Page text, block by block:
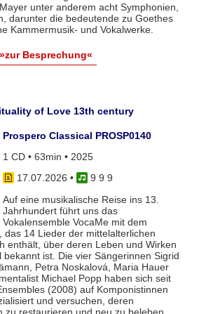
unter anderem acht Symphonien,
darunter die bedeutende zu Goethes
Kammermusik- und Vokalwerke.
»zur Besprechung«
of Love 13th century
Prospero Classical PROSP0140
1 CD • 63min • 2025
17.07.2026 •
9 9 9
Auf eine musikalische Reise ins 13.
Jahrhundert führt uns das
Vokalensemble VocaMe mit dem
das 14 Lieder der mittelalterlichen
enthält, über deren Leben und Wirken
bekannt ist. Die vier Sängerinnen Sigrid
Petra Noskalová, Maria Hauer
Michael Popp haben sich seit
(2008) auf Komponistinnen
und versuchen, deren
zu restaurieren und neu zu beleben.